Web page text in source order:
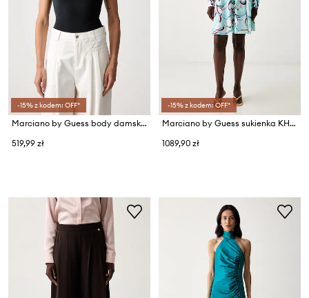
-15% z kodem: OFF*
Marciano by Guess body damskie z modalem SORAYA
519,99 zł
-15% z kodem: OFF*
Marciano by Guess sukienka KHLIFIA
1089,90 zł